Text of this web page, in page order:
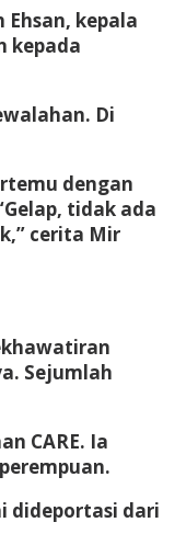
kepala
kepada
Di
dengan
tidak ada
cerita Mir
Sejumlah
CARE. Ia
dideportasi dari